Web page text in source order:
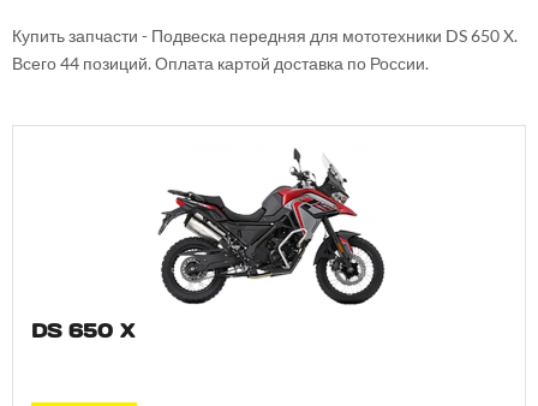
Купить запчасти - Подвеска передняя для мототехники DS 650 X.
Всего 44 позиций. Оплата картой доставка по России.
DS 650 X